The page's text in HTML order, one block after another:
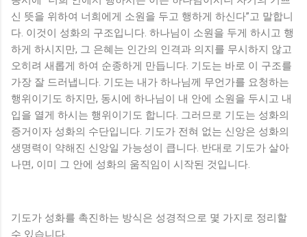
신 뜻을 위하여 너희에게 소원을 두고 행하게 하신다”고 말합니
다. 이것이 성화의 구조입니다. 하나님이 소원을 두게 하시고 행
하게 하시지만, 그 은혜는 인간의 인격과 의지를 무시하지 않고
오히려 새롭게 하여 순종하게 만듭니다. 기도는 바로 이 구조를
가장 잘 드러냅니다. 기도는 내가 하나님께 무언가를 요청하는
행위이기도 하지만, 동시에 하나님이 내 안에 소원을 두시고 내
입을 열게 하시는 행위이기도 합니다. 그러므로 기도는 성화의
증거이자 성화의 수단입니다. 기도가 전혀 없는 신앙은 성화의
생명력이 약해진 신앙일 가능성이 큽니다. 반대로 기도가 살아
나면, 이미 그 안에 성화의 움직임이 시작된 것입니다.
기도가 성화를 촉진하는 방식은 성경적으로 몇 가지로 정리할
수 있습니다.